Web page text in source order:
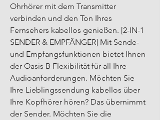
Ohrhörer mit dem Transmitter
verbinden und den Ton Ihres
Fernsehers kabellos genießen. [2-IN-1
SENDER & EMPFÄNGER] Mit Sende-
und Empfangsfunktionen bietet Ihnen
der Oasis B Flexibilität für all Ihre
Audioanforderungen. Möchten Sie
Ihre Lieblingssendung kabellos über
Ihre Kopfhörer hören? Das übernimmt
der Sender. Möchten Sie die